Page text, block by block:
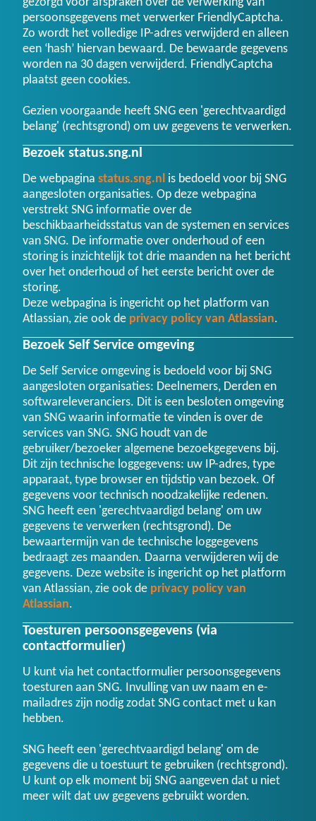
persoonsgegevens met verwerker FriendlyCaptcha.
Zo wordt het volledige IP-adres verwijderd en alleen
een ‘hash’ hiervan bewaard. De bewaarde gegevens
worden na 30 dagen verwijderd. FriendlyCaptcha
plaatst geen cookies.
Gezien voorgaande heeft SNG een 'gerechtvaardigd
belang' (rechtsgrond) om uw gegevens te verwerken.
Bezoek status.sng.nl
De webpagina status.sng.nl is bedoeld voor bij SNG
aangesloten organisaties. Op deze webpagina
verstrekt SNG informatie over de
beschikbaarheidsstatus van de systemen en services
van SNG. De informatie over onderhoud of een
storing is inzichtelijk tot drie maanden na het bericht
over het onderhoud of het eerste bericht over de
storing.
Deze webpagina is ingericht op het platform van
Atlassian, zie ook de privacy policy van Atlassian.
Bezoek Self Service omgeving
De Self Service omgeving is bedoeld voor bij SNG
aangesloten organisaties: Deelnemers, Derden en
softwareleveranciers. Dit is een besloten omgeving
van SNG waarin informatie te vinden is over de
services van SNG. SNG houdt van de
gebruiker/bezoeker algemene bezoekgegevens bij.
Dit zijn technische loggegevens: uw IP-adres, type
apparaat, type browser en tijdstip van bezoek. Of
gegevens voor technisch noodzakelijke redenen.
SNG heeft een 'gerechtvaardigd belang' om uw
gegevens te verwerken (rechtsgrond). De
bewaartermijn van de technische loggegevens
bedraagt zes maanden. Daarna verwijderen wij de
gegevens. Deze website is ingericht op het platform
van Atlassian, zie ook de privacy policy van
Atlassian.
Toesturen persoonsgegevens (via
contactformulier)
U kunt via het contactformulier persoonsgegevens
toesturen aan SNG. Invulling van uw naam en e-
mailadres zijn nodig zodat SNG contact met u kan
hebben.
SNG heeft een 'gerechtvaardigd belang' om de
gegevens die u toestuurt te gebruiken (rechtsgrond).
U kunt op elk moment bij SNG aangeven dat u niet
meer wilt dat uw gegevens gebruikt worden.